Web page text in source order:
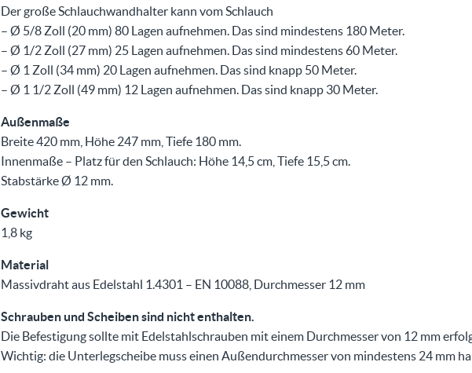
Der große Schlauchwandhalter kann vom Schlauch
– Ø 5/8 Zoll (20 mm) 80 Lagen aufnehmen. Das sind mindestens 180 Meter.
– Ø 1/2 Zoll (27 mm) 25 Lagen aufnehmen. Das sind mindestens 60 Meter.
– Ø 1 Zoll (34 mm) 20 Lagen aufnehmen. Das sind knapp 50 Meter.
– Ø 1 1/2 Zoll (49 mm) 12 Lagen aufnehmen. Das sind knapp 30 Meter.
Außenmaße
Breite 420 mm, Höhe 247 mm, Tiefe 180 mm.
Innenmaße – Platz für den Schlauch: Höhe 14,5 cm, Tiefe 15,5 cm.
Stabstärke Ø 12 mm.
Gewicht
1,8 kg
Material
Massivdraht aus Edelstahl 1.4301 – EN 10088, Durchmesser 12 mm
Schrauben und Scheiben sind nicht enthalten.
Die Befestigung sollte mit Edelstahlschrauben mit einem Durchmesser von 12 mm
Wichtig: die Unterlegscheibe muss einen Außendurchmesser von mindestens 24 mm